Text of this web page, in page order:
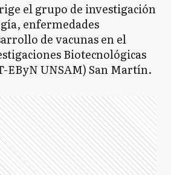
el grupo de investigación
enfermedades
de vacunas en el
Biotecnológicas
EByN UNSAM) San Martín.